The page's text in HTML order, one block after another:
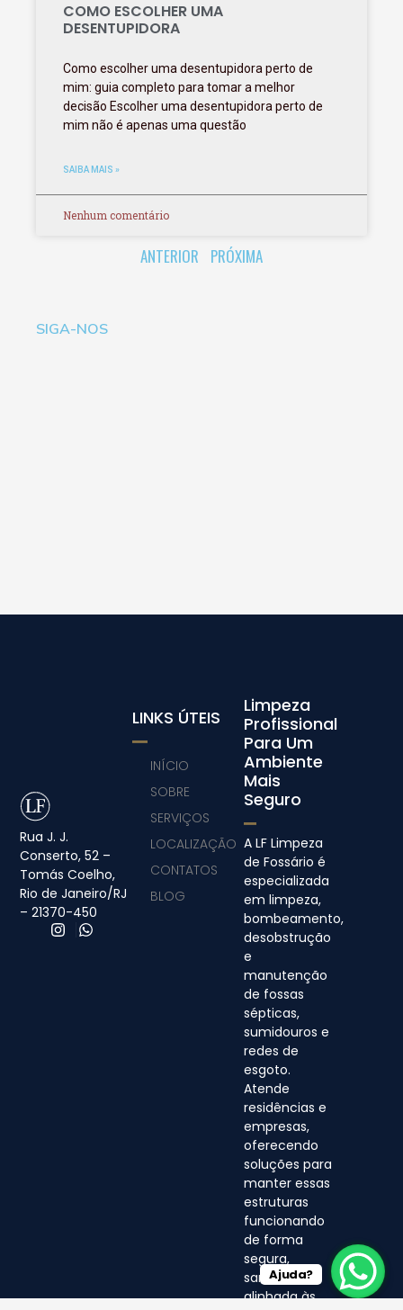
COMO ESCOLHER UMA
DESENTUPIDORA
Como escolher uma desentupidora perto de
mim: guia completo para tomar a melhor
decisão Escolher uma desentupidora perto de
mim não é apenas uma questão
SAIBA MAIS »
Nenhum comentário
ANTERIOR PRÓXIMA
SIGA-NOS
Rua J. J.
Conserto, 52 –
Tomás Coelho,
Rio de Janeiro/RJ
– 21370-450
Limpeza
Profissional
Para Um
Ambiente
Mais
Seguro
A LF Limpeza
de Fossário é
especializada
em limpeza,
bombeamento,
desobstrução
e
manutenção
de fossas
sépticas,
sumidouros e
redes de
esgoto.
Atende
residências e
empresas,
oferecendo
soluções para
manter essas
estruturas
funcionando
de forma
segura,
sanitária e
alinhada às
LINKS ÚTEIS
INÍCIO
SOBRE
SERVIÇOS
LOCALIZAÇÃO
CONTATOS
BLOG
Ajuda?